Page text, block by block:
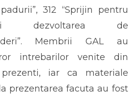
312 “Sprijin pentru
dezvoltarea de
Membrii GAL au
intrebarilor venite din
iar ca materiale
prezentarea facuta au fost